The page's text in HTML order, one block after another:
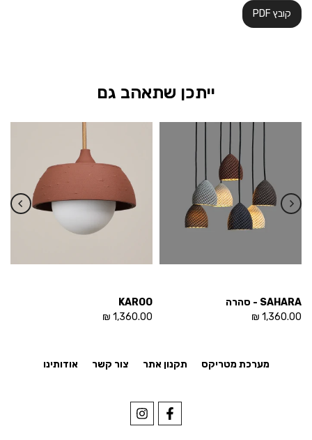
קובץ PDF
ייתכן שתאהב גם
SAHARA - סהרה
1,360.00 ₪
KAROO
1,360.00 ₪
מערכת מטריקס תקנון אתר צור קשר אודותינו